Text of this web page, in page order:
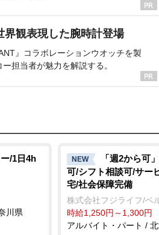
界観表現した腕時計登場
』コラボレーションウオッチを製
担当者が魅力を解説する。
/1日4h
川県
NEW
「週2から可
可/シフト相談可/サー
宅/社会保障完備
株式会社フジライフ/ベ
時給1,250円～1,300円
アルバイト・パート /